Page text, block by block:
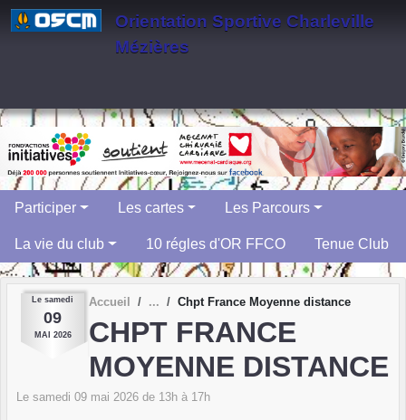
Orientation Sportive Charleville
Mézières
Participer Les cartes Les Parcours
La vie du club 10 régles d'OR FFCO Tenue Club
Le samedi
09
MAI 2026
Accueil Chpt France Moyenne distance
CHPT FRANCE
MOYENNE DISTANCE
Le samedi 09 mai 2026 de 13h à 17h
Panneau de gestion des cookies